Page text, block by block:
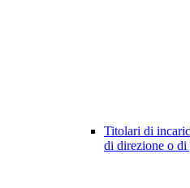
Titolari di
di direzione o di